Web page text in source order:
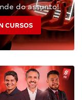
do assunto!
CURSOS